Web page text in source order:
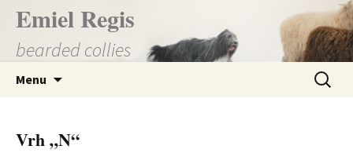
Přejít
obsahu
Emiel Regis
bearded collies
Menu
Vrh „N“